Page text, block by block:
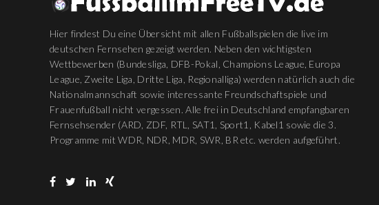
Hier findest Du eine Übersicht mit allen Fußballspielen die live im
deutschen Fernsehen gezeigt werden. Neben den wichtigsten
Wettbewerben (Bundesliga, DFB-Pokal, Champions League, Europa
League, Zweite Liga, Dritte Liga, Regionalliga) werden natürlich auch die
Nationalmannschaft sowie interessante Freundschaftspiele und
Frauenfußball nicht vergessen. Alle frei in Deutschland empfangbaren
Fernsehsender (ARD, ZDF, RTL, SAT1, Sport1, Kabel1 sowie die 3.
Programme mit WDR, NDR, MDR, SWR, BR etc. werden aufgeführt.